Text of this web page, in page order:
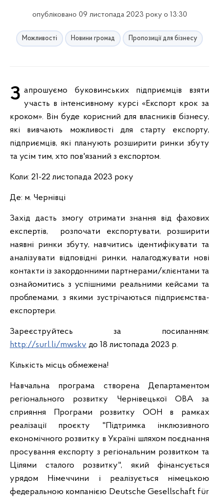
опубліковано 09 листопада 2023 року о 13:30
Можливості Новини громад Пропозиції для бізнесу
Запрошуємо буковинських підприємців взяти участь в інтенсивному курсі «Експорт крок за
кроком». Він буде корисний для власників бізнесу,
які вивчають можливості для старту експорту,
підприємців, які планують розширити ринки збуту
та усім тим, хто пов'язаний з експортом.
Коли: 21-22 листопада 2023 року
Де: м. Чернівці
Захід дасть змогу отримати знання від фахових
експертів, розпочати експортувати, розширити
наявні ринки збуту, навчитись ідентифікувати та
аналізувати відповідні ринки, налагоджувати нові
контакти із закордонними партнерами/клієнтами та
ознайомитись з успішними реальними кейсами та
проблемами, з якими зустрічаються підприємства-
експортери.
Зареєструйтесь за посиланням:
http://surl.li/mwskv до 18 листопада 2023 р.
Кількість місць обмежена!
Навчальна програма створена Департаментом
регіонального розвитку Чернівецької ОВА за
сприяння Програми розвитку ООН в рамках
реалізації проєкту "Підтримка інклюзивного
економічного розвитку в Україні шляхом поєднання
просування експорту з регіональним розвитком та
Цілями сталого розвитку", який фінансується
урядом Німеччини і реалізується німецькою
федеральною компанією Deutsche Gesellschaft für